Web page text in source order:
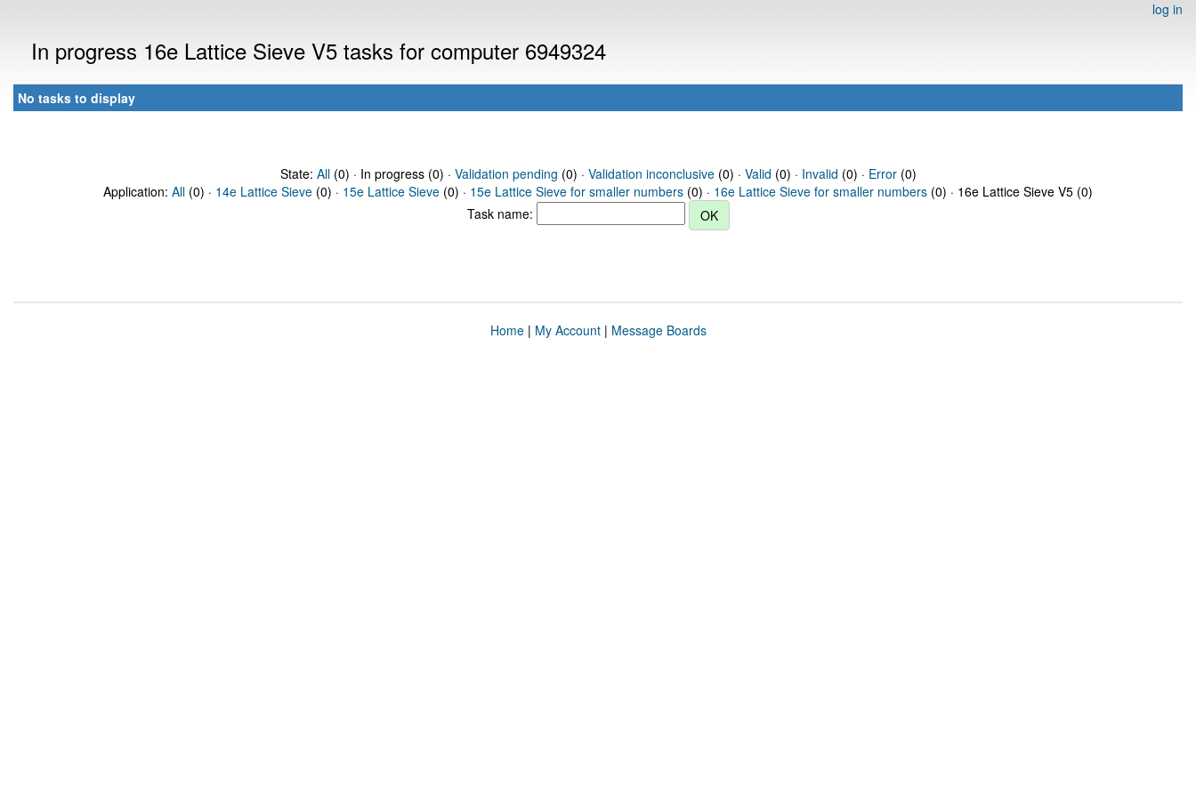
log in
In progress 16e Lattice Sieve V5 tasks for computer 6949324
No tasks to display
State: All(0) · In progress (0) · Validation pending (0) · Validation inconclusive(0) · Valid (0) · Invalid (0) · Error(0)
Application: All (0) · 14e Lattice Sieve (0) · 15e Lattice Sieve (0) · 15e Lattice Sieve for smaller numbers (0) · 16e Lattice Sieve for smaller numbers (0) · 16e Lattice Sieve V5 (0)
Task name:
Home| My Account| Message Boards